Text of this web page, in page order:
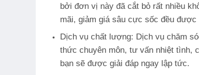
bởi đơn vị này đã cắt bỏ rất nhiều
mãi, giảm giá sâu cực sốc đều
Dịch vụ chất lượng: Dịch vụ chăm
thức chuyên môn, tư vấn nhiệt tình,
bạn sẽ được giải đáp ngay lập tức.